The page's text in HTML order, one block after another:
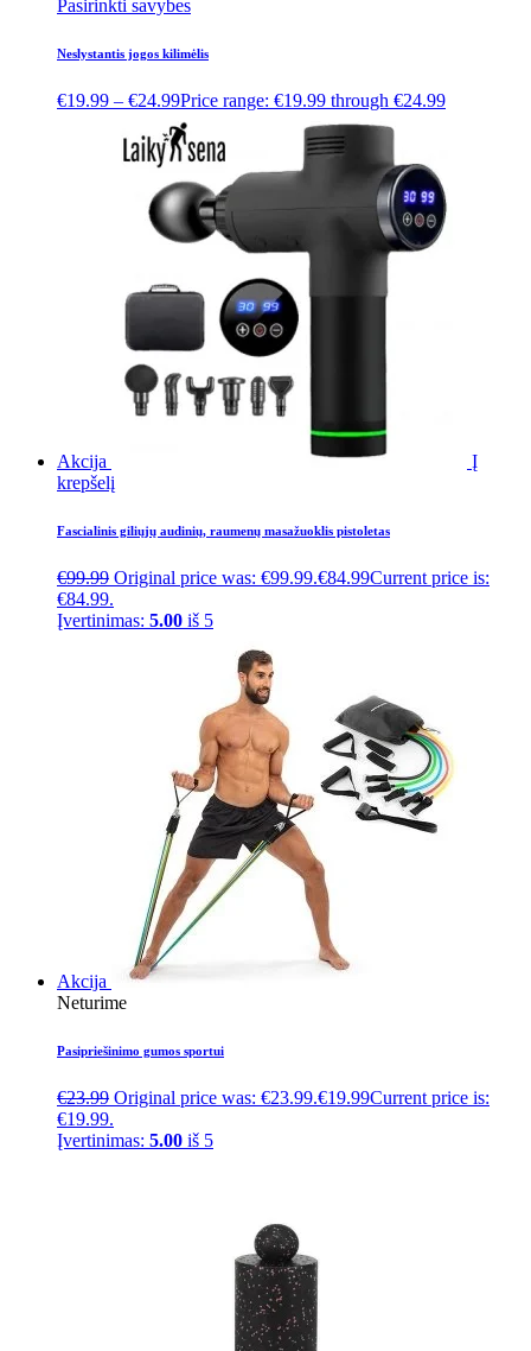
Pasirinkti savybes
Neslystantis jogos kilimėlis
€19.99 – €24.99Price range: €19.99 through €24.99
Akcija
Į
krepšelį
Fascialinis giliųjų audinių, raumenų masažuoklis pistoletas
€99.99 Original price was: €99.99.€84.99Current price is:
€84.99.
Įvertinimas: 5.00 iš 5
Akcija
Neturime
Pasipriešinimo gumos sportui
€23.99 Original price was: €23.99.€19.99Current price is:
€19.99.
Įvertinimas: 5.00 iš 5